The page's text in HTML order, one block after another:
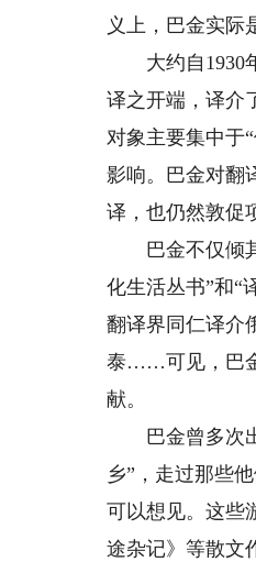
义上，巴金实际
大约自1930年
译之开端，译介
对象主要集中于
影响。巴金对翻
译，也仍然敦促
巴金不仅倾其
化生活丛书”和“
翻译界同仁译介
泰……可见，巴
献。
巴金曾多次出
乡”，走过那些
可以想见。这些
途杂记》等散文